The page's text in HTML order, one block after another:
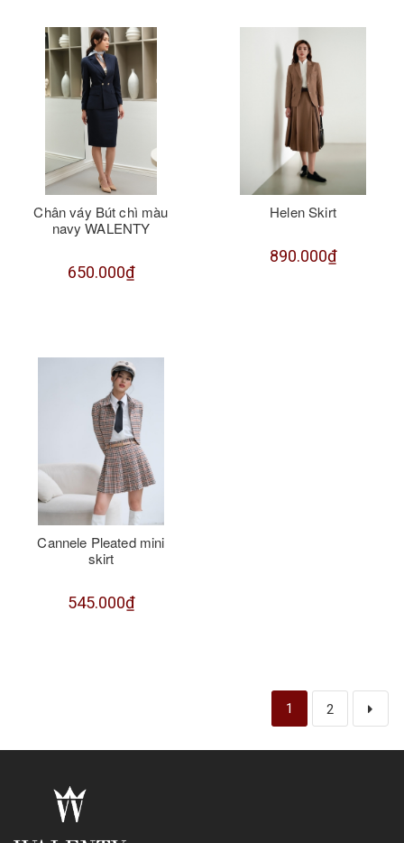
Chân váy Bút chì màu
navy WALENTY
650.000₫
Helen Skirt
890.000₫
Cannele Pleated mini
skirt
545.000₫
1 2